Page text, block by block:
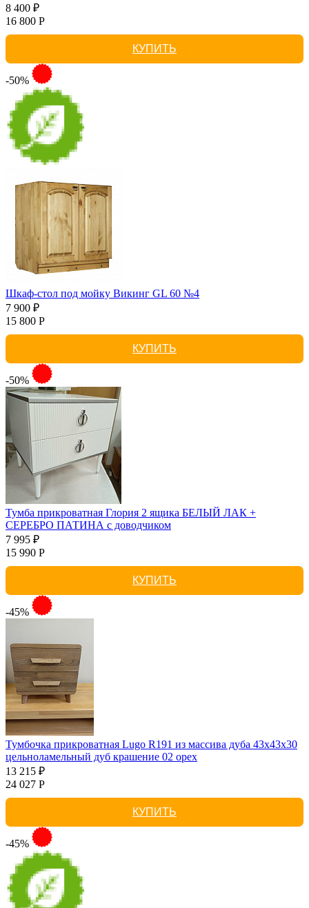
8 400 ₽
16 800 Р
КУПИТЬ
-50%
Шкаф-стол под мойку Викинг GL 60 №4
7 900 ₽
15 800 Р
КУПИТЬ
-50%
Тумба прикроватная Глория 2 ящика БЕЛЫЙ ЛАК +
СЕРЕБРО ПАТИНА с доводчиком
7 995 ₽
15 990 Р
КУПИТЬ
-45%
Тумбочка прикроватная Lugo R191 из массива дуба 43х43х30
цельноламельный дуб крашение 02 орех
13 215 ₽
24 027 Р
КУПИТЬ
-45%